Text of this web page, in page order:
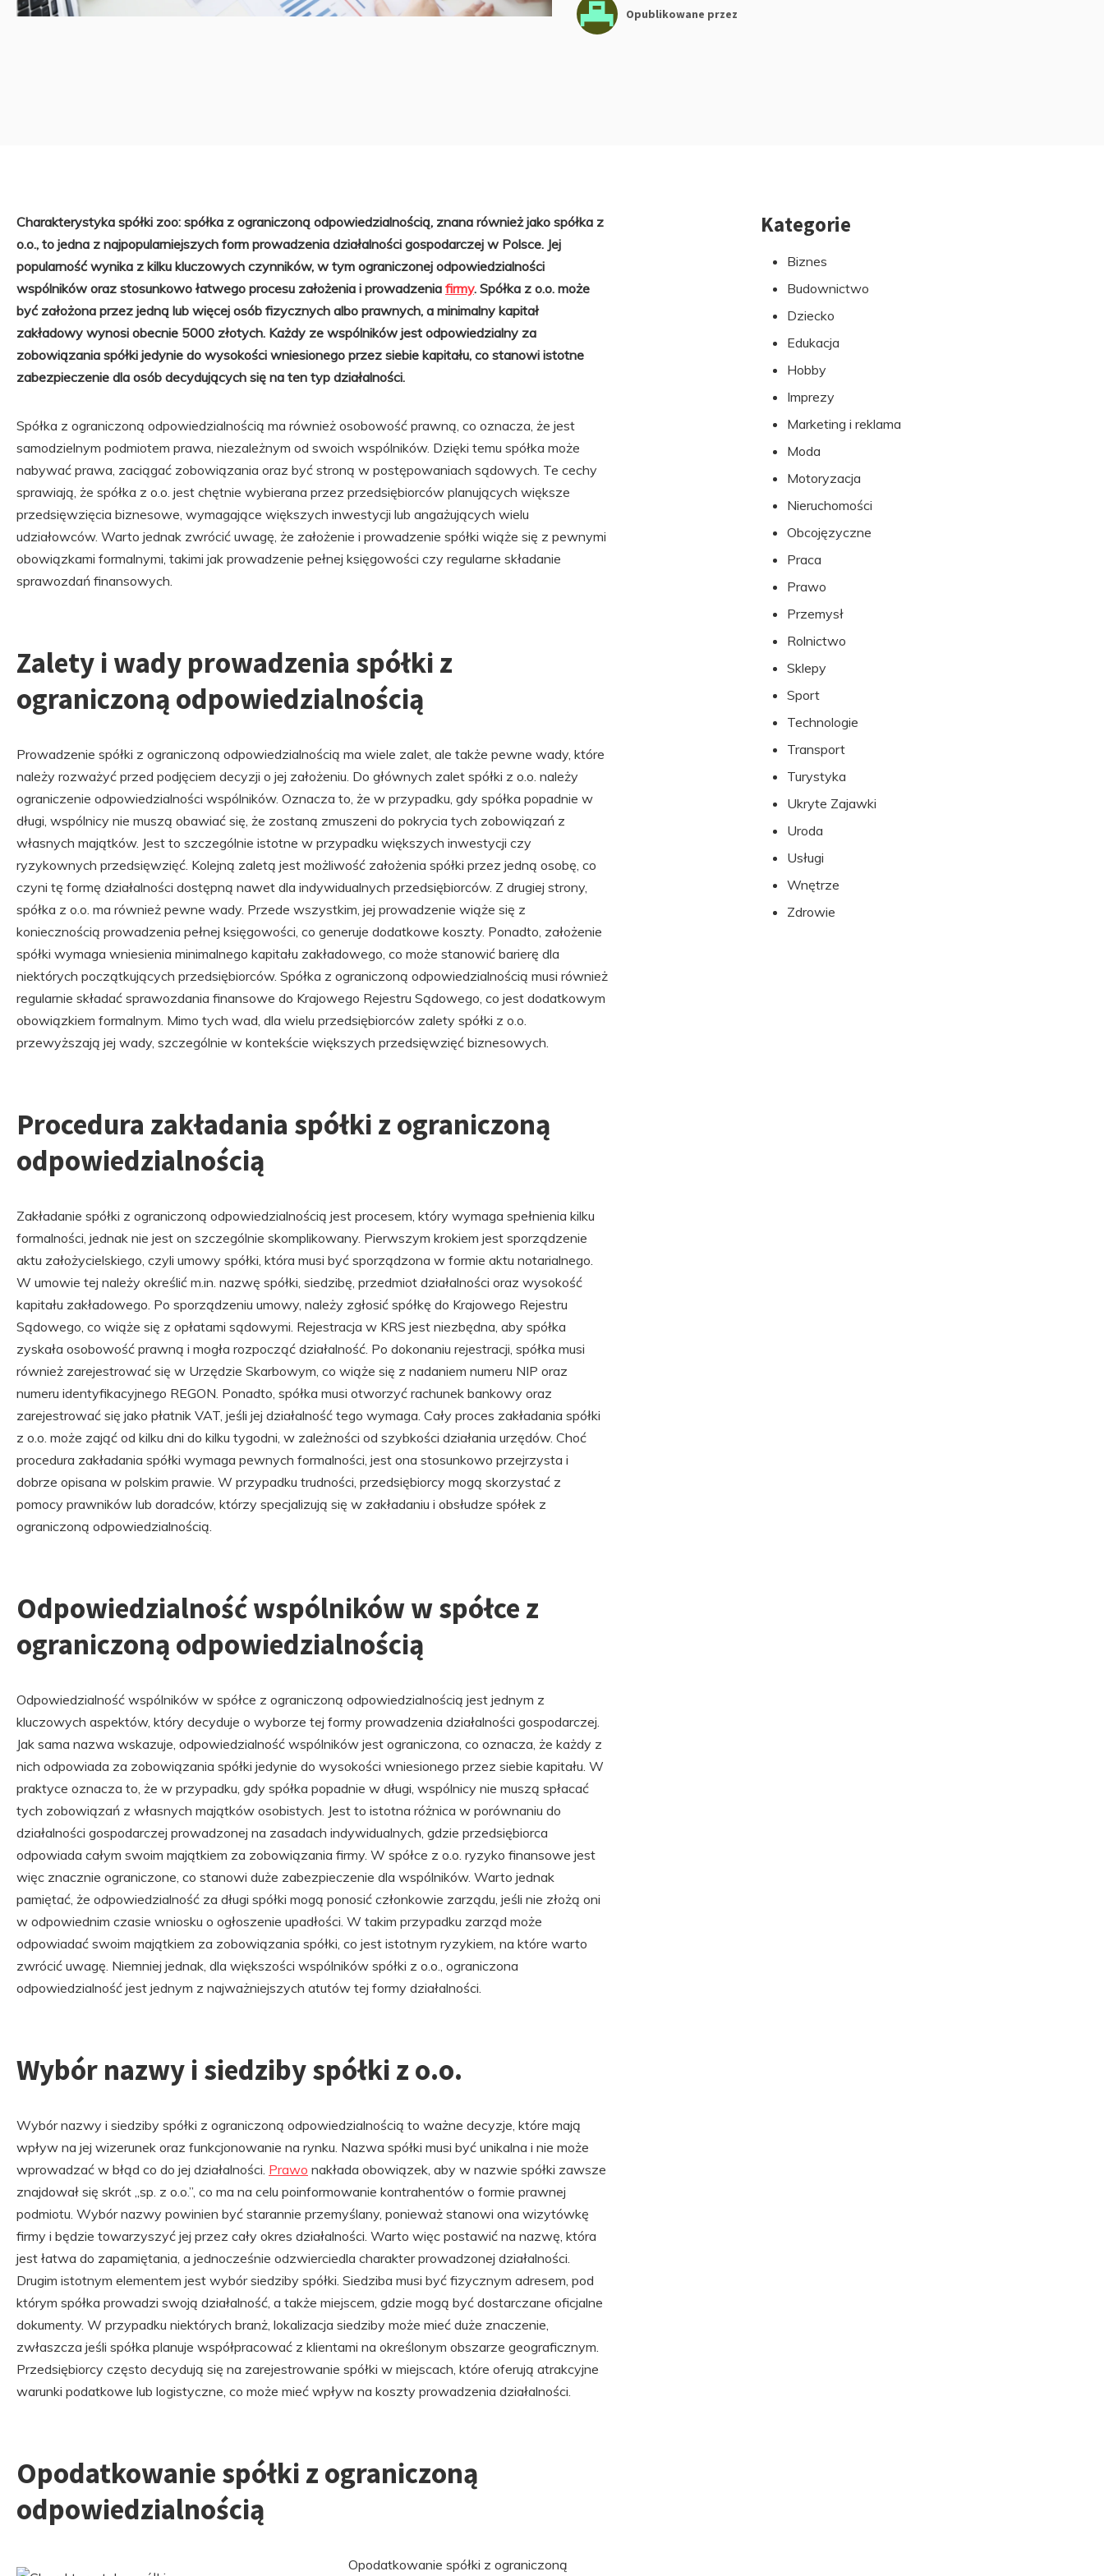
Opublikowane przez
Charakterystyka spółki zoo: spółka z ograniczoną odpowiedzialnością, znana również jako spółka z
o.o., to jedna z najpopularniejszych form prowadzenia działalności gospodarczej w Polsce. Jej
popularność wynika z kilku kluczowych czynników, w tym ograniczonej odpowiedzialności
wspólników oraz stosunkowo łatwego procesu założenia i prowadzenia firmy. Spółka z o.o. może
być założona przez jedną lub więcej osób fizycznych albo prawnych, a minimalny kapitał
zakładowy wynosi obecnie 5000 złotych. Każdy ze wspólników jest odpowiedzialny za
zobowiązania spółki jedynie do wysokości wniesionego przez siebie kapitału, co stanowi istotne
zabezpieczenie dla osób decydujących się na ten typ działalności.
Spółka z ograniczoną odpowiedzialnością ma również osobowość prawną, co oznacza, że jest
samodzielnym podmiotem prawa, niezależnym od swoich wspólników. Dzięki temu spółka może
nabywać prawa, zaciągać zobowiązania oraz być stroną w postępowaniach sądowych. Te cechy
sprawiają, że spółka z o.o. jest chętnie wybierana przez przedsiębiorców planujących większe
przedsięwzięcia biznesowe, wymagające większych inwestycji lub angażujących wielu
udziałowców. Warto jednak zwrócić uwagę, że założenie i prowadzenie spółki wiąże się z pewnymi
obowiązkami formalnymi, takimi jak prowadzenie pełnej księgowości czy regularne składanie
sprawozdań finansowych.
Zalety i wady prowadzenia spółki z
ograniczoną odpowiedzialnością
Prowadzenie spółki z ograniczoną odpowiedzialnością ma wiele zalet, ale także pewne wady, które
należy rozważyć przed podjęciem decyzji o jej założeniu. Do głównych zalet spółki z o.o. należy
ograniczenie odpowiedzialności wspólników. Oznacza to, że w przypadku, gdy spółka popadnie w
długi, wspólnicy nie muszą obawiać się, że zostaną zmuszeni do pokrycia tych zobowiązań z
własnych majątków. Jest to szczególnie istotne w przypadku większych inwestycji czy
ryzykownych przedsięwzięć. Kolejną zaletą jest możliwość założenia spółki przez jedną osobę, co
czyni tę formę działalności dostępną nawet dla indywidualnych przedsiębiorców. Z drugiej strony,
spółka z o.o. ma również pewne wady. Przede wszystkim, jej prowadzenie wiąże się z
koniecznością prowadzenia pełnej księgowości, co generuje dodatkowe koszty. Ponadto, założenie
spółki wymaga wniesienia minimalnego kapitału zakładowego, co może stanowić barierę dla
niektórych początkujących przedsiębiorców. Spółka z ograniczoną odpowiedzialnością musi również
regularnie składać sprawozdania finansowe do Krajowego Rejestru Sądowego, co jest dodatkowym
obowiązkiem formalnym. Mimo tych wad, dla wielu przedsiębiorców zalety spółki z o.o.
przewyższają jej wady, szczególnie w kontekście większych przedsięwzięć biznesowych.
Procedura zakładania spółki z ograniczoną
odpowiedzialnością
Zakładanie spółki z ograniczoną odpowiedzialnością jest procesem, który wymaga spełnienia kilku
formalności, jednak nie jest on szczególnie skomplikowany. Pierwszym krokiem jest sporządzenie
aktu założycielskiego, czyli umowy spółki, która musi być sporządzona w formie aktu notarialnego.
W umowie tej należy określić m.in. nazwę spółki, siedzibę, przedmiot działalności oraz wysokość
kapitału zakładowego. Po sporządzeniu umowy, należy zgłosić spółkę do Krajowego Rejestru
Sądowego, co wiąże się z opłatami sądowymi. Rejestracja w KRS jest niezbędna, aby spółka
zyskała osobowość prawną i mogła rozpocząć działalność. Po dokonaniu rejestracji, spółka musi
również zarejestrować się w Urzędzie Skarbowym, co wiąże się z nadaniem numeru NIP oraz
numeru identyfikacyjnego REGON. Ponadto, spółka musi otworzyć rachunek bankowy oraz
zarejestrować się jako płatnik VAT, jeśli jej działalność tego wymaga. Cały proces zakładania spółki
z o.o. może zająć od kilku dni do kilku tygodni, w zależności od szybkości działania urzędów. Choć
procedura zakładania spółki wymaga pewnych formalności, jest ona stosunkowo przejrzysta i
dobrze opisana w polskim prawie. W przypadku trudności, przedsiębiorcy mogą skorzystać z
pomocy prawników lub doradców, którzy specjalizują się w zakładaniu i obsłudze spółek z
ograniczoną odpowiedzialnością.
Odpowiedzialność wspólników w spółce z
ograniczoną odpowiedzialnością
Odpowiedzialność wspólników w spółce z ograniczoną odpowiedzialnością jest jednym z
kluczowych aspektów, który decyduje o wyborze tej formy prowadzenia działalności gospodarczej.
Jak sama nazwa wskazuje, odpowiedzialność wspólników jest ograniczona, co oznacza, że każdy z
nich odpowiada za zobowiązania spółki jedynie do wysokości wniesionego przez siebie kapitału. W
praktyce oznacza to, że w przypadku, gdy spółka popadnie w długi, wspólnicy nie muszą spłacać
tych zobowiązań z własnych majątków osobistych. Jest to istotna różnica w porównaniu do
działalności gospodarczej prowadzonej na zasadach indywidualnych, gdzie przedsiębiorca
odpowiada całym swoim majątkiem za zobowiązania firmy. W spółce z o.o. ryzyko finansowe jest
więc znacznie ograniczone, co stanowi duże zabezpieczenie dla wspólników. Warto jednak
pamiętać, że odpowiedzialność za długi spółki mogą ponosić członkowie zarządu, jeśli nie złożą oni
w odpowiednim czasie wniosku o ogłoszenie upadłości. W takim przypadku zarząd może
odpowiadać swoim majątkiem za zobowiązania spółki, co jest istotnym ryzykiem, na które warto
zwrócić uwagę. Niemniej jednak, dla większości wspólników spółki z o.o., ograniczona
odpowiedzialność jest jednym z najważniejszych atutów tej formy działalności.
Wybór nazwy i siedziby spółki z o.o.
Wybór nazwy i siedziby spółki z ograniczoną odpowiedzialnością to ważne decyzje, które mają
wpływ na jej wizerunek oraz funkcjonowanie na rynku. Nazwa spółki musi być unikalna i nie może
wprowadzać w błąd co do jej działalności. Prawo nakłada obowiązek, aby w nazwie spółki zawsze
znajdował się skrót „sp. z o.o.”, co ma na celu poinformowanie kontrahentów o formie prawnej
podmiotu. Wybór nazwy powinien być starannie przemyślany, ponieważ stanowi ona wizytówkę
firmy i będzie towarzyszyć jej przez cały okres działalności. Warto więc postawić na nazwę, która
jest łatwa do zapamiętania, a jednocześnie odzwierciedla charakter prowadzonej działalności.
Drugim istotnym elementem jest wybór siedziby spółki. Siedziba musi być fizycznym adresem, pod
którym spółka prowadzi swoją działalność, a także miejscem, gdzie mogą być dostarczane oficjalne
dokumenty. W przypadku niektórych branż, lokalizacja siedziby może mieć duże znaczenie,
zwłaszcza jeśli spółka planuje współpracować z klientami na określonym obszarze geograficznym.
Przedsiębiorcy często decydują się na zarejestrowanie spółki w miejscach, które oferują atrakcyjne
warunki podatkowe lub logistyczne, co może mieć wpływ na koszty prowadzenia działalności.
Opodatkowanie spółki z ograniczoną
odpowiedzialnością
Opodatkowanie spółki z ograniczoną
PrzejdźKategorie
Biznes
Budownictwo
Dziecko
Edukacja
Hobby
Imprezy
Marketing i reklama
Moda
Motoryzacja
Nieruchomości
Obcojęzyczne
Praca
Prawo
Przemysł
Rolnictwo
Sklepy
Sport
Technologie
Transport
Turystyka
Ukryte Zajawki
Uroda
Usługi
Wnętrze
Zdrowie